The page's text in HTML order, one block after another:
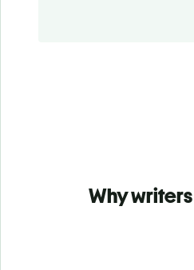
Why